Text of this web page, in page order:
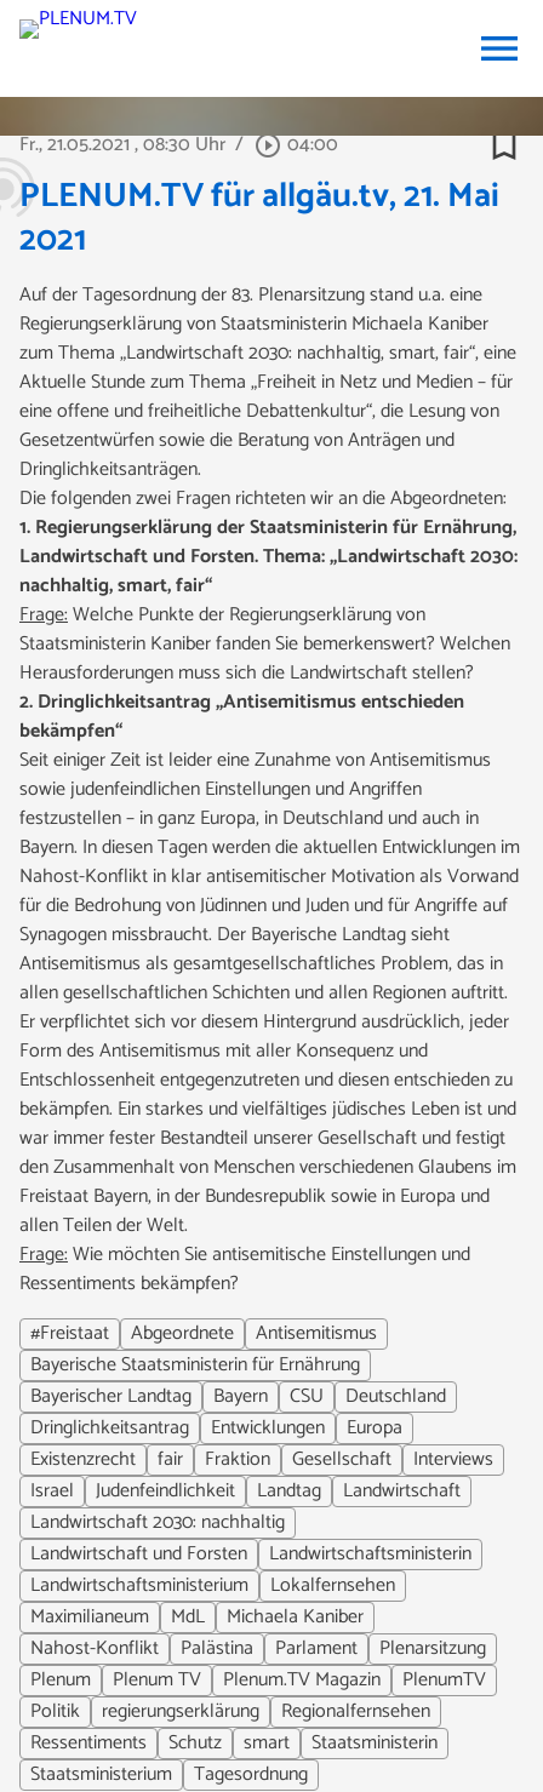
menu
Fr., 21.05.2021, 08:30 Uhr / play_circle_outline04:00 bookmark_border
PLENUM.TV für allgäu.tv, 21. Mai
2021
Auf der Tagesordnung der 83. Plenarsitzung stand u.a. eine
Regierungserklärung von Staatsministerin Michaela Kaniber
zum Thema „Landwirtschaft 2030: nachhaltig, smart, fair“, eine
Aktuelle Stunde zum Thema „Freiheit in Netz und Medien – für
eine offene und freiheitliche Debattenkultur“, die Lesung von
Gesetzentwürfen sowie die Beratung von Anträgen und
Dringlichkeitsanträgen.
Die folgenden zwei Fragenrichteten wir an die Abgeordneten:
1. Regierungserklärung der Staatsministerin für Ernährung,
Landwirtschaft und Forsten. Thema: „Landwirtschaft 2030:
nachhaltig, smart, fair“
Frage:Welche Punkte der Regierungserklärung von
Staatsministerin Kaniber fanden Sie bemerkenswert? Welchen
Herausforderungen muss sich die Landwirtschaft stellen?
2. Dringlichkeitsantrag „Antisemitismus entschieden
bekämpfen“
Seit einiger Zeit ist leider eine Zunahme von Antisemitismus
sowie judenfeindlichen Einstellungen und Angriffen
festzustellen – in ganz Europa, in Deutschland und auch in
Bayern. In diesen Tagen werden die aktuellen Entwicklungen im
Nahost-Konflikt in klar antisemitischer Motivation als Vorwand
für die Bedrohung von Jüdinnen und Juden und für Angriffe auf
Synagogen missbraucht. Der Bayerische Landtag sieht
Antisemitismus als gesamtgesellschaftliches Problem, das in
allen gesellschaftlichen Schichten und allen Regionen auftritt.
Er verpflichtet sich vor diesem Hintergrund ausdrücklich, jeder
Form des Antisemitismus mit aller Konsequenz und
Entschlossenheit entgegenzutreten und diesen entschieden zu
bekämpfen. Ein starkes und vielfältiges jüdisches Leben ist und
war immer fester Bestandteil unserer Gesellschaft und festigt
den Zusammenhalt von Menschen verschiedenen Glaubens im
Freistaat Bayern, in der Bundesrepublik sowie in Europa und
allen Teilen der Welt.
Frage:Wie möchten Sie antisemitische Einstellungen und
Ressentiments bekämpfen?
#Freistaat
Abgeordnete
Antisemitismus
Bayerische Staatsministerin für Ernährung
Bayerischer Landtag
Bayern CSU
Deutschland
Dringlichkeitsantrag
Entwicklungen
Europa
Existenzrecht
fair Fraktion Gesellschaft
Interviews
Israel
Judenfeindlichkeit Landtag
Landwirtschaft
Landwirtschaft 2030: nachhaltig
Landwirtschaft und Forsten
Landwirtschaftsministerin
Landwirtschaftsministerium
Lokalfernsehen
Maximilianeum
MdL
Michaela Kaniber
Nahost-Konflikt
Palästina Parlament
Plenarsitzung
Plenum
Plenum TV Plenum.TV Magazin
PlenumTV
Politik
regierungserklärung
Regionalfernsehen
Ressentiments
Schutz smart
Staatsministerin
Staatsministerium
Tagesordnung